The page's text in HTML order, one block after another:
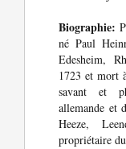
Biographie:
né Paul
Edesheim,
1723 et mort
savant et
allemande et
Heeze,
propriétaire